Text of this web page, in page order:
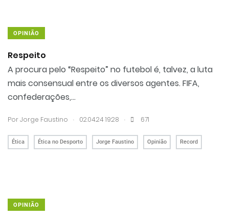
OPINIÃO
Respeito
A procura pelo “Respeito” no futebol é, talvez, a luta
mais consensual entre os diversos agentes. FIFA,
confederações,...
PorJorge Faustino . 02.04.24 19:28 . 671
Ética Ética no Desporto Jorge Faustino Opinião Record
OPINIÃO